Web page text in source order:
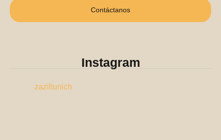
Contáctanos
Instagram
zaziltunich